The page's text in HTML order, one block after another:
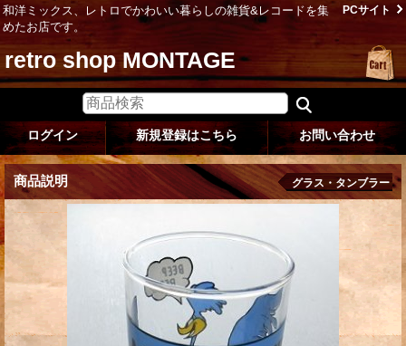
和洋ミックス、レトロでかわいい暮らしの雑貨&レコードを集
めたお店です。
PCサイト
retro shop MONTAGE
ログイン 新規登録はこちら お問い合わせ
商品説明 グラス・タンブラー